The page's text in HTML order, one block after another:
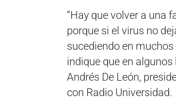
“Hay que volver a una
porque si el virus no
sucediendo en
indique que en
Andrés De León,
con Radio Universidad.